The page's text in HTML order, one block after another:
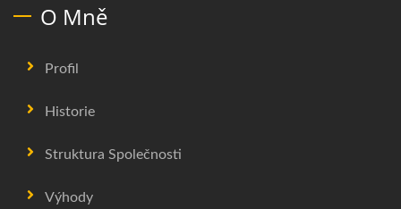
O Mně
Profil
Historie
Struktura Společnosti
Výhody